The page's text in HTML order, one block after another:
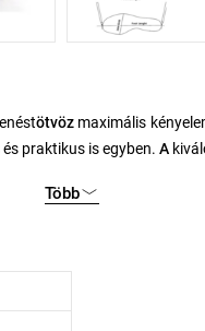
ötvöz maximális
praktikus is egyben. A
hideg napokon is. A cipő
természetes mozgását,
Több